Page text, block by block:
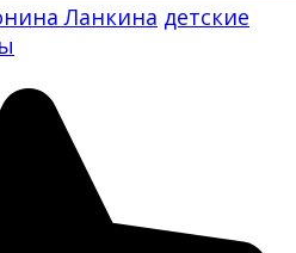
Ланкина детские